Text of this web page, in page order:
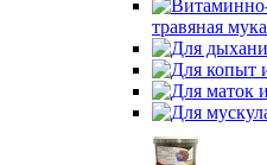
травяная мука